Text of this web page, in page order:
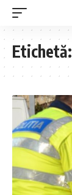
Etichetă: